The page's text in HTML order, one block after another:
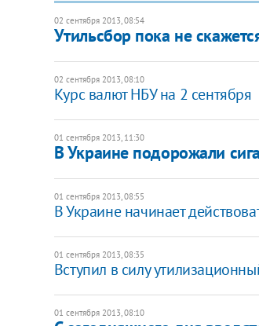
02 сентября 2013, 08:54
Утильсбор пока не
02 сентября 2013, 08:10
Курс валют НБУ на 2 сентября
01 сентября 2013, 11:30
В Украине подорожали
01 сентября 2013, 08:55
В Украине начинает
01 сентября 2013, 08:35
Вступил в силу
01 сентября 2013, 08:10